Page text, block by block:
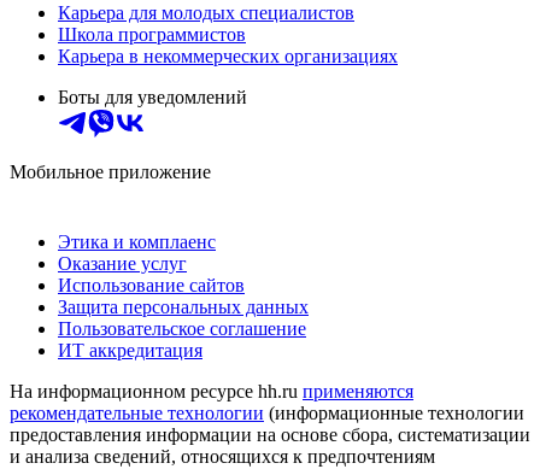
Карьера для молодых специалистов
Школа программистов
Карьера в некоммерческих организациях
Боты для уведомлений
Мобильное приложение
Этика и комплаенс
Оказание услуг
Использование сайтов
Защита персональных данных
Пользовательское соглашение
ИТ аккредитация
На информационном ресурсе hh.ru применяются
рекомендательные технологии (информационные технологии
предоставления информации на основе сбора, систематизации
и анализа сведений, относящихся к предпочтениям